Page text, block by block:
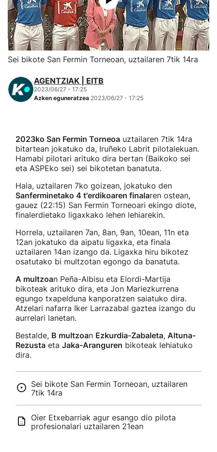
Herri-kirolak
Eskubaloia
Atletismoa
Kirol gehiago
"Helmuga"
Sei bikote San Fermin Torneoan, uztailaren 7tik 14ra
AGENTZIAK | EITB
2023/06/27 - 17:25
Azken eguneratzea 2023/06/27 - 17:25
2023ko San Fermin Torneoa uztailaren 7tik 14ra
bitartean jokatuko da, Iruñeko Labrit pilotalekuan.
Hamabi pilotari arituko dira bertan (Baikoko sei
eta ASPEko sei) sei bikotetan banatuta.
Hala, uztailaren 7ko goizean, jokatuko den
Sanferminetako 4 t'erdikoaren finalaren ostean,
gauez (22:15) San Fermin Torneoari ekingo diote,
finalerdietako ligaxkako lehen lehiarekin.
Horrela, uztailaren 7an, 8an, 9an, 10ean, 11n eta
12an jokatuko da aipatu ligaxka, eta finala
uztailaren 14an izango da. Ligaxka hiru bikotez
osatutako bi multzotan egongo da banatuta.
A multzoan Peña-Albisu eta Elordi-Martija
bikoteak arituko dira, eta Jon Mariezkurrena
egungo txapelduna kanporatzen saiatuko dira.
Atzelari nafarra Iker Larrazabal gaztea izango du
aurrelari lanetan.
Bestalde, B multzoan Ezkurdia-Zabaleta, Altuna-
Rezusta eta Jaka-Aranguren bikoteak lehiatuko
dira.
Sei bikote San Fermin Torneoan, uztailaren
7tik 14ra
Oier Etxebarriak agur esango dio pilota
profesionalari uztailaren 21ean